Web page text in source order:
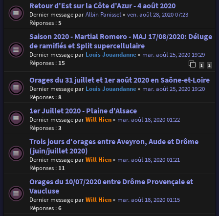
Retour d'Est sur la Côte d'Azur - 4 août 2020
Dernier message parAlbin Panisset« ven. août 28, 2020 07:23
Réponses :5
Saison 2020 - Martial Romero - MAJ 17/08/2020: Déluge
de ramifiés et Split supercellulaire
Dernier message par Louis Jouandanne« mar. août 25, 2020 19:29
Réponses : 15 1 2
Orages du 31 juillet et 1er août 2020 en Saône-et-Loire
Dernier message par Louis Jouandanne« mar. août 25, 2020 19:20
Réponses :8
1er Juillet 2020 - Plaine d'Alsace
Dernier message parWill Hien« mar. août 18, 2020 01:22
Réponses :3
Trois jours d'orages entre Aveyron, Aude et Drôme
(juin/juillet 2020)
Dernier message parWill Hien« mar. août 18, 2020 01:21
Réponses : 11
Orages du 10/07/2020 entre Drôme Provençale et
Vaucluse
Dernier message parWill Hien« mar. août 18, 2020 01:15
Réponses :6